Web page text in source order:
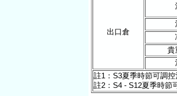
出口倉
貴
註1：S3夏季時節可調控
註2：S4 - S12夏季時節